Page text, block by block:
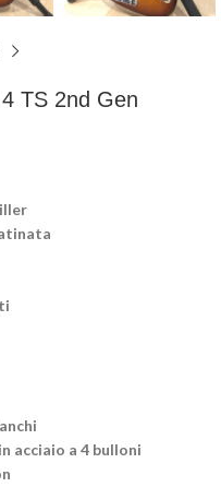
TS 2nd Gen
acciaio a 4 bulloni